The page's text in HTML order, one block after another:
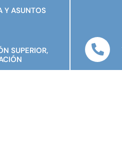
Y ASUNTOS
SUPERIOR,